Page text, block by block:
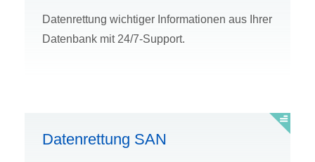
Datenrettung wichtiger Informationen aus Ihrer
Datenbank mit 24/7-Support.
Datenrettung SAN